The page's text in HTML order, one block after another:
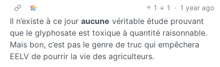
1
1 · 1 year ago
Il n’existe à ce jour aucune véritable étude prouvant
que le glyphosate est toxique à quantité raisonnable.
Mais bon, c’est pas le genre de truc qui empêchera
EELV de pourrir la vie des agriculteurs.